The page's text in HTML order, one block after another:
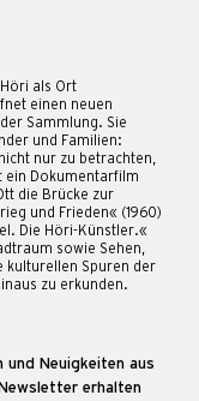
als Ort
einen neuen
Sammlung. Sie
und Familien:
nur zu betrachten,
ein Dokumentarfilm
die Brücke zur
und Frieden« (1960)
Die Höri-Künstler.«
sowie Sehen,
kulturellen Spuren der
zu erkunden.
Neuigkeiten aus
erhalten